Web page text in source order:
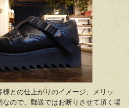
との仕上がりのイメージ、メリッ
なので、郵送ではお断りさせて頂く場